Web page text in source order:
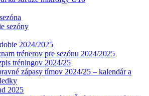
sezóny
2024/2025
trénerov pre sezónu 2024/2025
tréningov 2024/25
zápasy tímov 2024/25 – kalendár a
2025